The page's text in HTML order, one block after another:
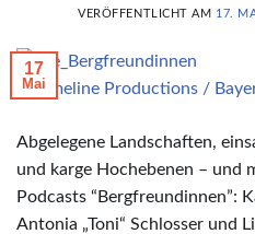
VERÖFFENTLICHT AM 17.
© Timeline Productions /
17
Mai
Abgelegene Landschaften,
und karge Hochebenen – und
Podcasts “Bergfreundinnen”:
Antonia „Toni“ Schlosser und